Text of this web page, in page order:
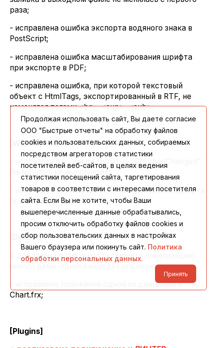
раза;
- исправлена ошибка экспорта водяного знака в
PostScript;
- исправлена ошибка масштабирования шрифта
при экспорте в PDF;
- исправлена ошибка, при которой текстовый
объект с HtmlTags, экспортированный в RTF, не
изменялся тегами <br>, <sup>, <sub>;
[WebReport]
- исправлен баг, когда событие "CheckedChanged"
RadioButton не выполнялось;
- исправлен баг с некорректным размером шрифта
при экспорте в Excel;
[Demos]
+ добавлена возможность сменить локализацию
нового демо-приложения без его перезапуска;
- исправлено положение одной из диаграмм в
Chart.frx;
[Plugins]
Продолжая использовать сайт, Вы даете согласие
ООО "Быстрые отчеты" на обработку файлов
cookies и пользовательских данных, собираемых
посредством агрегаторов статистики
посетителей веб-сайтов, в целях ведения
статистики посещений сайта, таргетирования
товаров в соответствии с интересами посетителя
сайта. Если Вы не хотите, чтобы Ваши
вышеперечисленные данные обрабатывались,
просим отключить обработку файлов cookies и
сбор пользовательских данных в настройках
Вашего браузера или покинуть сайт. Политика
обработки персональных данных.
Принять